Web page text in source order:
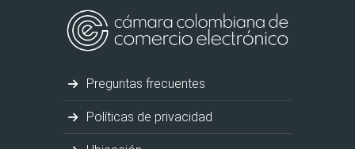
Preguntas frecuentes
Políticas de privacidad